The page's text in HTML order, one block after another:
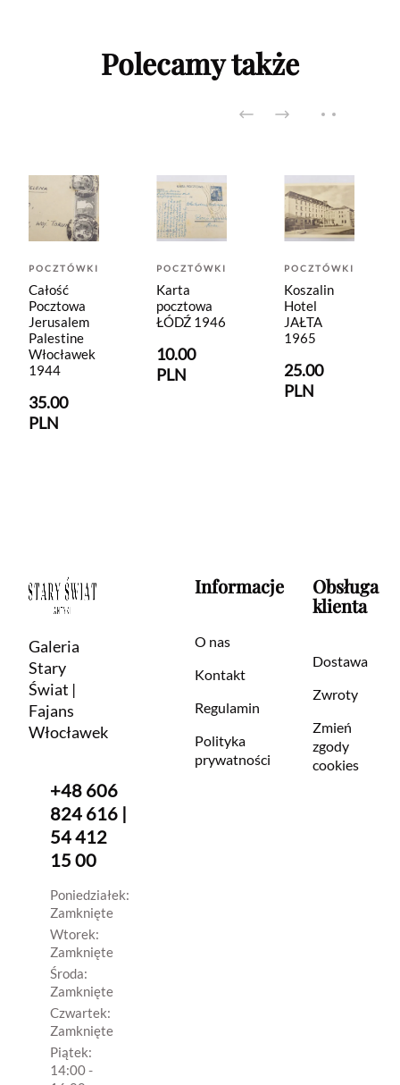
Polecamy także
POCZTÓWKI
Całość
Pocztowa
Jerusalem
Palestine
Włocławek
1944
35.00
PLN
POCZTÓWKI
Karta
pocztowa
ŁÓDŹ 1946
10.00
PLN
POCZTÓWKI
Koszalin
Hotel
JAŁTA
1965
25.00
PLN
Galeria
Stary
Świat |
Fajans
Włocławek
+48 606
824 616 |
54 412
15 00
Poniedziałek:
Zamknięte
Wtorek:
Zamknięte
Środa:
Zamknięte
Czwartek:
Zamknięte
Piątek:
14:00 -
Informacje
O nas
Kontakt
Regulamin
Polityka
prywatności
Obsługa
klienta
Dostawa
Zwroty
Zmień
zgody
cookies